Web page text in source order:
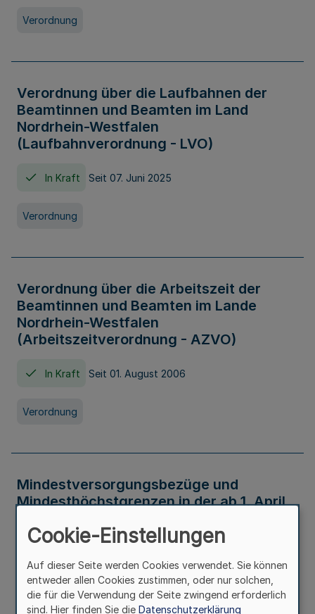
Verordnung
Verordnung über die Laufbahnen der
Beamtinnen und Beamten im Land
Nordrhein-Westfalen
(Laufbahnverordnung - LVO)
In Kraft Seit 07. Juni 2025
Verordnung
Verordnung über die Arbeitszeit der
Beamtinnen und Beamten im Lande
Nordrhein-Westfalen
(Arbeitszeitverordnung - AZVO)
In Kraft Seit 01. August 2006
Verordnung
Mindestversorgungsbezüge und
Mindesthöchstgrenzen in der ab 1. April
Verwaltungsvorschrift
Cookie-Einstellungen
Auf dieser Seite werden Cookies verwendet. Sie können
entweder allen Cookies zustimmen, oder nur solchen,
die für die Verwendung der Seite zwingend erforderlich
sind. Hier finden Sie die Datenschutzerklärung